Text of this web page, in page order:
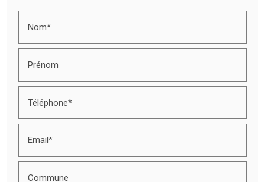
Nom*
Prénom
Téléphone*
Email*
Commune